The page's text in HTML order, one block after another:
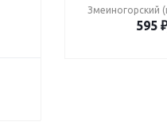
Змеиногорский
595 ₽